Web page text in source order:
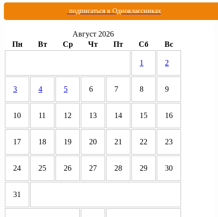
подписаться в Одноклассниках
Август 2026
Пн
Вт Ср Чт Пт Сб Вс
1 2
3 4 5 6 7 8 9
10 11 12 13 14 15 16
17 18 19 20 21 22 23
24 25 26 27 28 29 30
31